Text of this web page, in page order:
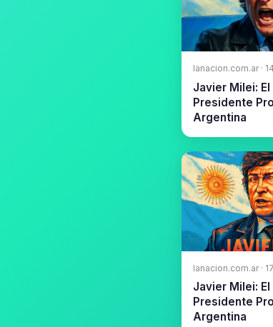
lanacion.com.ar ·
Javier Milei:
Presidente
Argentina
lanacion.com.ar ·
Javier Milei:
Presidente
Argentina